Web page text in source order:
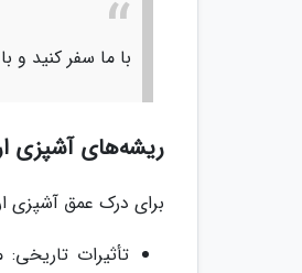
با ما سفر کنید و با
ریشه‌های آشپزی
برای درک عمق آشپزی
تأثیرات